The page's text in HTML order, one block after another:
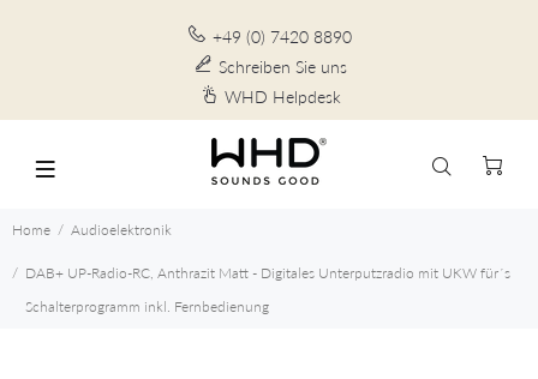
+49 (0) 7420 8890
Schreiben Sie uns
WHD Helpdesk
Home Audioelektronik
DAB+ UP-Radio-RC, Anthrazit Matt - Digitales Unterputzradio mit UKW für´s
Schalterprogramm inkl. Fernbedienung